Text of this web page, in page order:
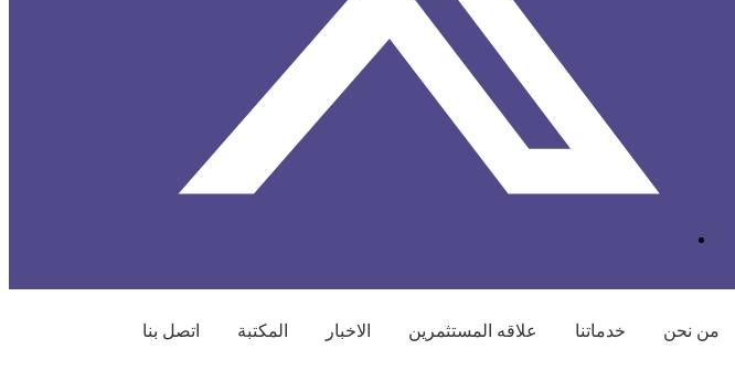
من نحن خدماتنا علاقه المستثمرين الاخبار المكتبة اتصل بنا